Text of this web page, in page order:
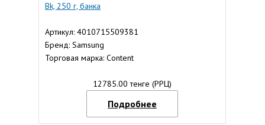
Bk, 250 г, банка
Артикул: 4010715509381
Бренд: Samsung
Торговая марка: Content
12785.00 тенге (РРЦ)
Подробнее